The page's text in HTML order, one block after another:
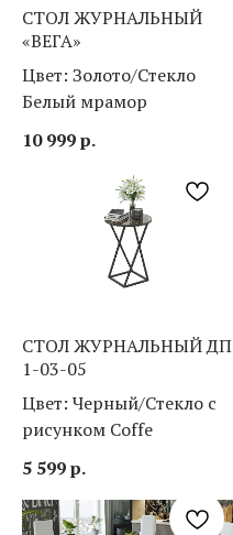
СТОЛ ЖУРНАЛЬНЫЙ
«ВЕГА»
Цвет: Золото/Стекло
Белый мрамор
10 999р.
СТОЛ ЖУРНАЛЬНЫЙ ДП
1-03-05
Цвет: Черный/Стекло с
рисунком Coffe
5 599р.